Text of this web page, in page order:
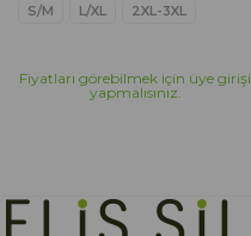
S/M L/XL 2XL-3XL
Fiyatları görebilmek için üye girişi
yapmalısınız.